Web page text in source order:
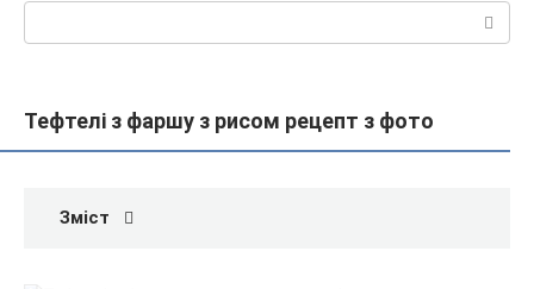
Тефтелі з фаршу з рисом рецепт з фото
Зміст